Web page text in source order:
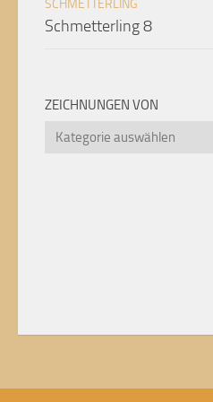
SCHMETTERLING
Schmetterling 8
ZEICHNUNGEN VON
Zeichnungen